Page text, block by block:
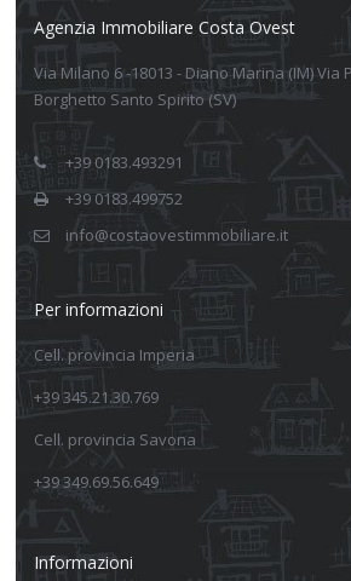
Agenzia Immobiliare Costa Ovest
Via Milano 6 -18013 - Diano Marina (IM) Via
Borghetto Santo Spirito (SV)
+39 0183.493291
+39 0183.499752
info@costaovestimmobiliare.it
Per informazioni
Cell. provincia Imperia
+39 345.21.30.769
Cell. provincia Savona
+39 349.69.56.649
Informazioni